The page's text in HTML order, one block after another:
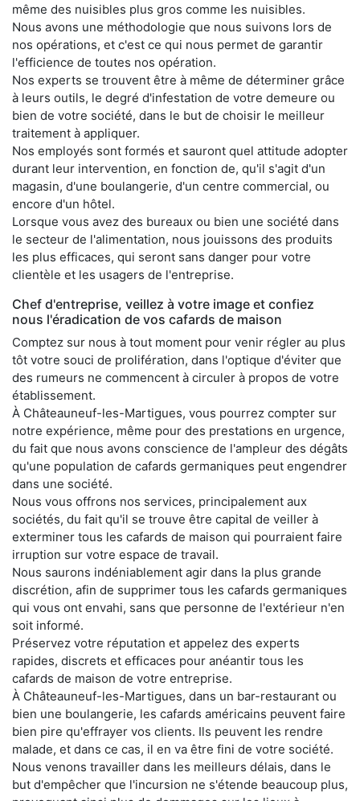
même des nuisibles plus gros comme les nuisibles.
Nous avons une méthodologie que nous suivons lors de
nos opérations, et c'est ce qui nous permet de garantir
l'efficience de toutes nos opération.
Nos experts se trouvent être à même de déterminer grâce
à leurs outils, le degré d'infestation de votre demeure ou
bien de votre société, dans le but de choisir le meilleur
traitement à appliquer.
Nos employés sont formés et sauront quel attitude adopter
durant leur intervention, en fonction de, qu'il s'agit d'un
magasin, d'une boulangerie, d'un centre commercial, ou
encore d'un hôtel.
Lorsque vous avez des bureaux ou bien une société dans
le secteur de l'alimentation, nous jouissons des produits
les plus efficaces, qui seront sans danger pour votre
clientèle et les usagers de l'entreprise.
Chef d'entreprise, veillez à votre image et confiez
nous l'éradication de vos cafards de maison
Comptez sur nous à tout moment pour venir régler au plus
tôt votre souci de prolifération, dans l'optique d'éviter que
des rumeurs ne commencent à circuler à propos de votre
établissement.
À Châteauneuf-les-Martigues, vous pourrez compter sur
notre expérience, même pour des prestations en urgence,
du fait que nous avons conscience de l'ampleur des dégâts
qu'une population de cafards germaniques peut engendrer
dans une société.
Nous vous offrons nos services, principalement aux
sociétés, du fait qu'il se trouve être capital de veiller à
exterminer tous les cafards de maison qui pourraient faire
irruption sur votre espace de travail.
Nous saurons indéniablement agir dans la plus grande
discrétion, afin de supprimer tous les cafards germaniques
qui vous ont envahi, sans que personne de l'extérieur n'en
soit informé.
Préservez votre réputation et appelez des experts
rapides, discrets et efficaces pour anéantir tous les
cafards de maison de votre entreprise.
À Châteauneuf-les-Martigues, dans un bar-restaurant ou
bien une boulangerie, les cafards américains peuvent faire
bien pire qu'effrayer vos clients. Ils peuvent les rendre
malade, et dans ce cas, il en va être fini de votre société.
Nous venons travailler dans les meilleurs délais, dans le
but d'empêcher que l'incursion ne s'étende beaucoup plus,